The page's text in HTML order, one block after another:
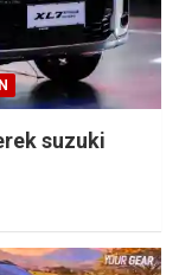
suzuki